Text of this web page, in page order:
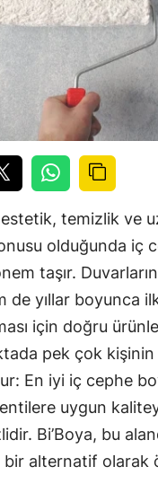
temizlik ve
olduğunda iç
taşır.
de yıllar boyunca
için doğru
pek çok kişinin
En iyi iç cephe
uygun
Bi’Boya, bu
alternatif olarak